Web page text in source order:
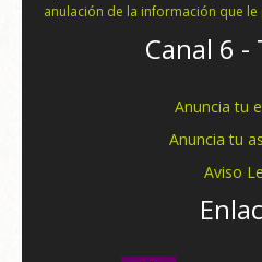
anulación de la información que
Canal 6 -
Anuncia tu
Anuncia tu
Aviso